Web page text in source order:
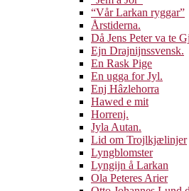
“Vår Larkan ryggar”
Årstiderna.
Då Jens Peter va te
Ejn Drajnijnssvensk.
En Rask Pige
En ugga for Jyl.
Enj Hâzlehorra
Hawed e mit
Horrenj.
Jyla Autan.
Lid om Trojlkjælinjer
Lyngblomster
Lyngijn å Larkan
Ola Peteres Arier